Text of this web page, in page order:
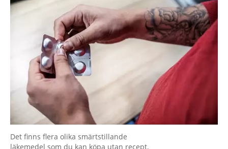
Det finns flera olika smärtstillande
läkemedel som du kan köpa utan recept.